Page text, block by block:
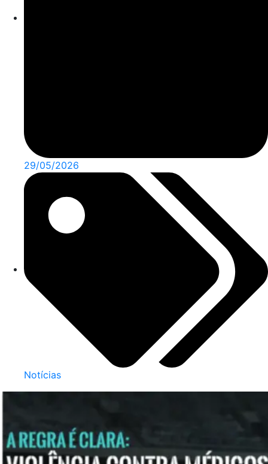
29/05/2026
Notícias